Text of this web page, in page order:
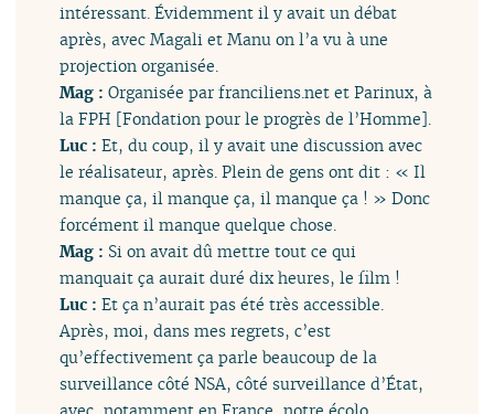
intéressant. Évidemment il y avait un débat
après, avec Magali et Manu on l’a vu à une
projection organisée.
Mag :Organisée par franciliens.net et Parinux, à
la FPH [Fondation pour le progrès de l’Homme].
Luc :Et, du coup, il y avait une discussion avec
le réalisateur, après. Plein de gens ont dit : « Il
manque ça, il manque ça, il manque ça ! » Donc
forcément il manque quelque chose.
Mag : Si on avait dû mettre tout ce qui
manquait ça aurait duré dix heures, le film !
Luc :Et ça n’aurait pas été très accessible.
Après, moi, dans mes regrets, c’est
qu’effectivement ça parle beaucoup de la
surveillance côté NSA, côté surveillance d’État,